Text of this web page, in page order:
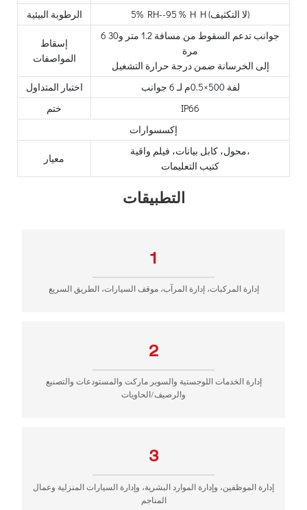
الرطوبة البيئية 5% RH--95 % H H (لا التكثيف)
إسقاط
المواصفات
6 جوانب تدعم السقوط من مسافة 1.2 متر و30
مرة
إلى الخرسانة ضمن درجة حرارة التشغيل
اختبار المتداول
لفة 500×0.5م لـ 6 جوانب
ختم
IP66
إكسسوارات
معيار
محول، كابل بيانات، فيلم واقية،
كتيب التعليمات
التطبيقات
1
إدارة المركبات، إدارة المرآب، موقف السيارات، الطريق السريع
2
إدارة الخدمات اللوجستية والسوبر ماركت والمستودعات والتصنيع
والرصيف/الحاويات
3
إدارة الموظفين، وإدارة الموارد البشرية، وإدارة السيارات المنزلية وعمال
المناجم